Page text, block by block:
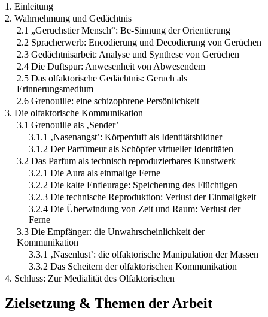
1. Einleitung
2. Wahrnehmung und Gedächtnis
2.1 „Geruchstier Mensch“: Be-Sinnung der Orientierung
2.2 Spracherwerb: Encodierung und Decodierung von Gerüchen
2.3 Gedächtnisarbeit: Analyse und Synthese von Gerüchen
2.4 Die Duftspur: Anwesenheit von Abwesendem
2.5 Das olfaktorische Gedächtnis: Geruch als
Erinnerungsmedium
2.6 Grenouille: eine schizophrene Persönlichkeit
3. Die olfaktorische Kommunikation
3.1 Grenouille als ‚Sender’
3.1.1 ‚Nasenangst’: Körperduft als Identitätsbildner
3.1.2 Der Parfümeur als Schöpfer virtueller Identitäten
3.2 Das Parfum als technisch reproduzierbares Kunstwerk
3.2.1 Die Aura als einmalige Ferne
3.2.2 Die kalte Enfleurage: Speicherung des Flüchtigen
3.2.3 Die technische Reproduktion: Verlust der Einmaligkeit
3.2.4 Die Überwindung von Zeit und Raum: Verlust der
Ferne
3.3 Die Empfänger: die Unwahrscheinlichkeit der
Kommunikation
3.3.1 ‚Nasenlust’: die olfaktorische Manipulation der Massen
3.3.2 Das Scheitern der olfaktorischen Kommunikation
4. Schluss: Zur Medialität des Olfaktorischen
Zielsetzung & Themen der Arbeit